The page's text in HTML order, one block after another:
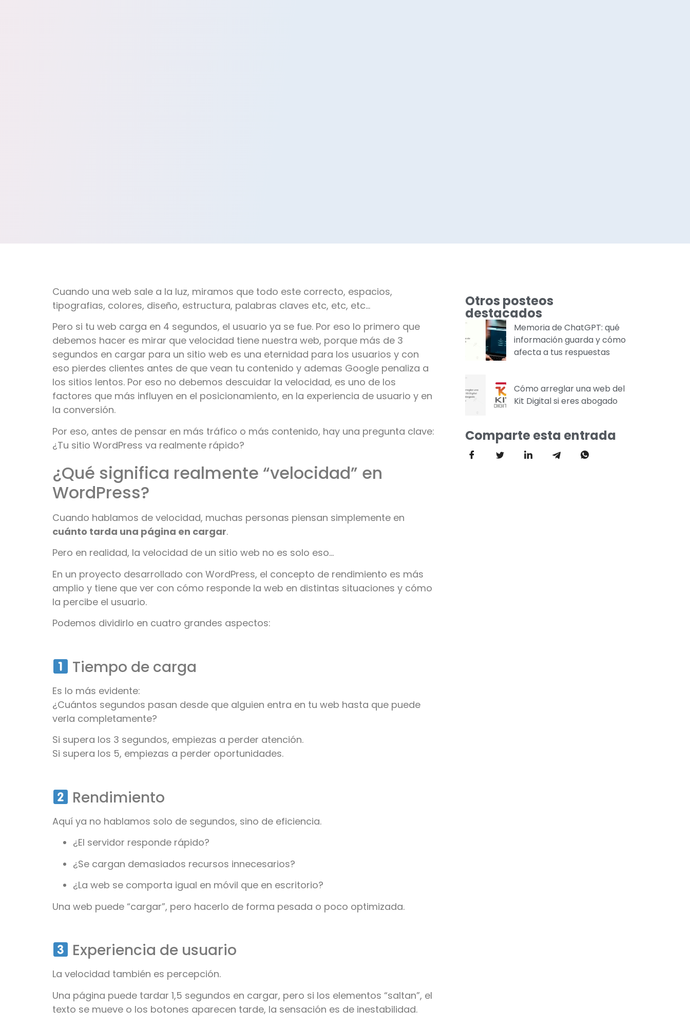
Cuando una web sale a la luz, miramos que todo este correcto, espacios,
tipografias, colores, diseño, estructura, palabras claves etc, etc, etc…
Pero si tu web carga en 4 segundos, el usuario ya se fue. Por eso lo primero que
debemos hacer es mirar que velocidad tiene nuestra web, porque más de 3
segundos en cargar para un sitio web es una eternidad para los usuarios y con
eso pierdes clientes antes de que vean tu contenido y ademas Google penaliza a
los sitios lentos. Por eso no debemos descuidar la velocidad, es uno de los
factores que más influyen en el posicionamiento, en la experiencia de usuario y en
la conversión.
Por eso, antes de pensar en más tráfico o más contenido, hay una pregunta clave:
¿Tu sitio WordPress va realmente rápido?
¿Qué significa realmente “velocidad” en
WordPress?
Cuando hablamos de velocidad, muchas personas piensan simplemente en
cuánto tarda una página en cargar.
Pero en realidad, la velocidad de un sitio web no es solo eso…
En un proyecto desarrollado con WordPress, el concepto de rendimiento es más
amplio y tiene que ver con cómo responde la web en distintas situaciones y cómo
la percibe el usuario.
Podemos dividirlo en cuatro grandes aspectos:
Tiempo de carga
Es lo más evidente:
¿Cuántos segundos pasan desde que alguien entra en tu web hasta que puede
verla completamente?
Si supera los 3 segundos, empiezas a perder atención.
Si supera los 5, empiezas a perder oportunidades.
Rendimiento
Aquí ya no hablamos solo de segundos, sino de eficiencia.
¿El servidor responde rápido?
¿Se cargan demasiados recursos innecesarios?
¿La web se comporta igual en móvil que en escritorio?
Una web puede “cargar”, pero hacerlo de forma pesada o poco optimizada.
Experiencia de usuario
La velocidad también es percepción.
Una página puede tardar 1,5 segundos en cargar, pero si los elementos “saltan”, el
texto se mueve o los botones aparecen tarde, la sensación es de inestabilidad.
Otros posteos
destacados
Memoria de ChatGPT: qué
información guarda y cómo
afecta a tus respuestas
Cómo arreglar una web del
Kit Digital si eres abogado
Comparte esta entrada